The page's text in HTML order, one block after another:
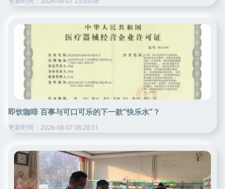
即饮咖啡 百事与可口可乐的下一款“快乐水”？
更新时间：2026-08-07 08:28:51